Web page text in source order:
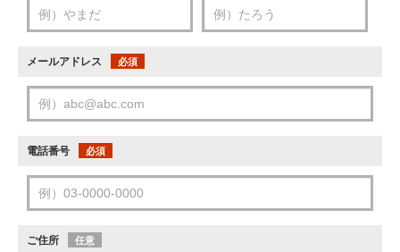
メールアドレス 必須
電話番号 必須
ご住所 任意